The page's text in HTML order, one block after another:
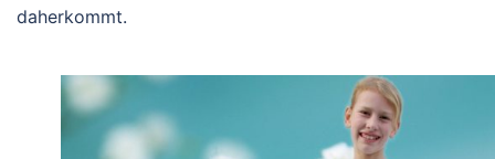
daherkommt.